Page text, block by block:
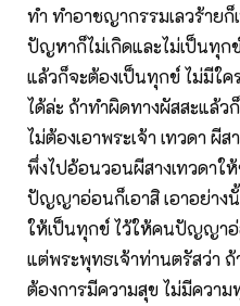
ทำ ทำอาชญากรรมเลวร้ายก็
ปัญหาก็ไม่เกิดและไม่เป็นทุก
แล้วก็จะต้องเป็นทุกข์ ไม่มีใค
ได้ล่ะ ถ้าทำผิดทางผัสสะแล้
ไม่ต้องเอาพระเจ้า เทวดา
พึ่งไปอ้อนวอนผีสางเทวดา
ปัญญาอ่อนก็เอาสิ เอาอย่าง
ให้เป็นทุกข์ ไว้ให้คนปัญญา
แต่พระพุทธเจ้าท่านตรัสว่า
ต้องการมีความสุข ไม่มีควา